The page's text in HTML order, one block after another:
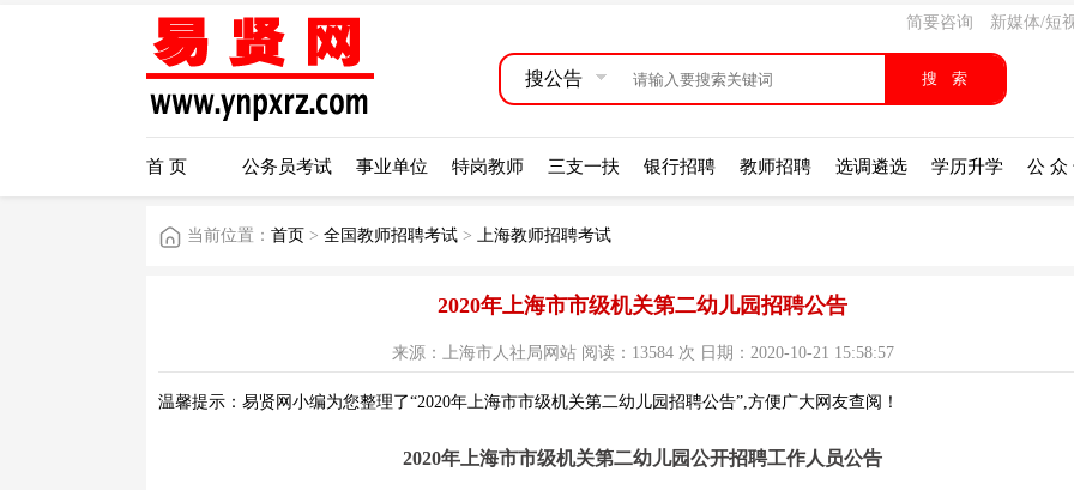
简要咨询 新媒体/短
搜公告
首 页 公务员考试 事业单位 特岗教师 三支一扶 银行招聘 教师招聘 选调遴选 学历升学 公 众
当前位置： 首页 > 全国教师招聘考试 > 上海教师招聘考试
2020年上海市市级机关第二幼儿园招聘公告
来源：上海市人社局网站 阅读：13584 次 日期：2020-10-21 15:58:57
温馨提示：易贤网小编为您整理了“2020年上海市市级机关第二幼儿园招聘公告”,方便广大网友查阅！
2020年上海市市级机关第二幼儿园公开招聘工作人员公告